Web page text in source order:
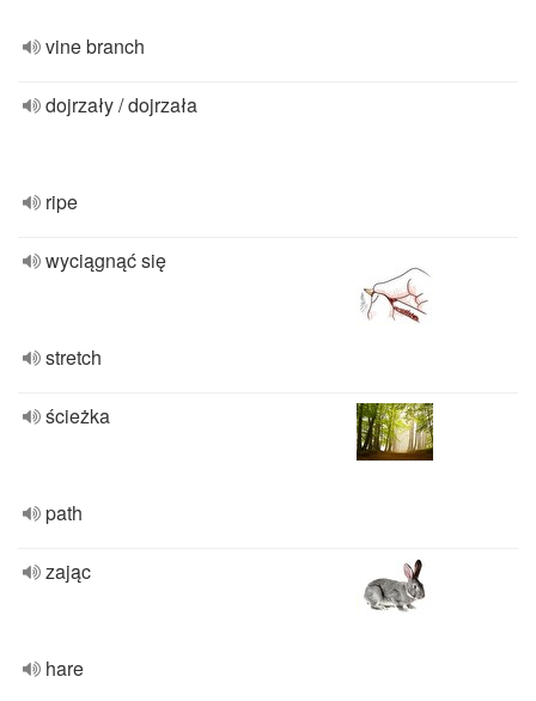
vine branch
dojrzały / dojrzała
ripe
wyciągnąć się
stretch
ścieżka
path
zając
hare